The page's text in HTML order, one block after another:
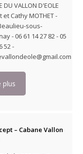
DU VALLON D'EOLE
et Cathy MOTHET -
sous-
- 06 61 14 27 82 - 05
52 -
plus
– Cabane Vallon